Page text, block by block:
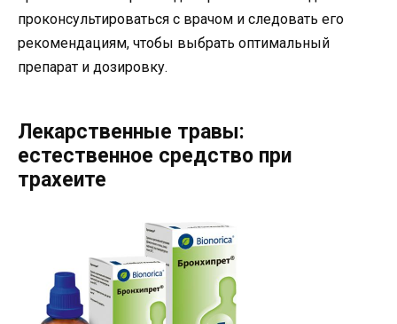
проконсультироваться с врачом и следовать его
рекомендациям, чтобы выбрать оптимальный
препарат и дозировку.
Лекарственные травы:
естественное средство при
трахеите